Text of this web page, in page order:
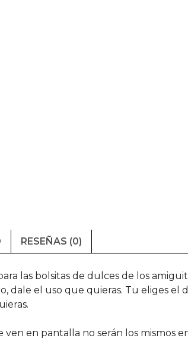
RESEÑAS (0)
las bolsitas de dulces de los
dale el uso que quieras. Tu eliges el
en pantalla no serán los mismos